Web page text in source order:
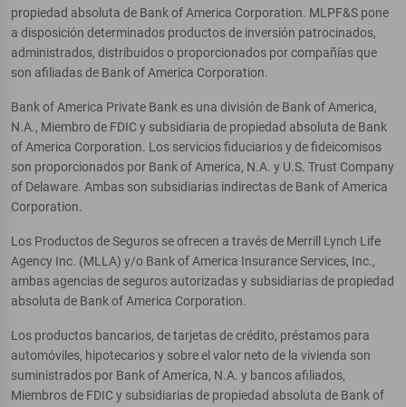
propiedad absoluta de Bank of America Corporation. MLPF&S pone
a disposición determinados productos de inversión patrocinados,
administrados, distribuidos o proporcionados por compañías que
son afiliadas de Bank of America Corporation.
Bank of America Private Bank es una división de Bank of America,
N.A., Miembro de FDIC y subsidiaria de propiedad absoluta de Bank
of America Corporation. Los servicios fiduciarios y de fideicomisos
son proporcionados por Bank of America, N.A. y U.S. Trust Company
of Delaware. Ambas son subsidiarias indirectas de Bank of America
Corporation.
Los Productos de Seguros se ofrecen a través de Merrill Lynch Life
Agency Inc. (MLLA) y/o Bank of America Insurance Services, Inc.,
ambas agencias de seguros autorizadas y subsidiarias de propiedad
absoluta de Bank of America Corporation.
Los productos bancarios, de tarjetas de crédito, préstamos para
automóviles, hipotecarios y sobre el valor neto de la vivienda son
suministrados por Bank of America, N.A. y bancos afiliados,
Miembros de FDIC y subsidiarias de propiedad absoluta de Bank of